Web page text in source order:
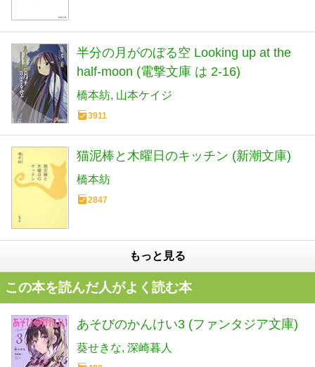
半分の月がのぼる空 Looking up at the
half-moon (電撃文庫 は 2-16)
橋本紡 山本ケイジ
3911
猫泥棒と木曜日のキッチン (新潮文庫)
橋本紡
2847
もっと見る
この本を読んだ人がよく読む本
あそびのかんけい3 (ファンタジア文庫)
葵せきな 深崎暮人